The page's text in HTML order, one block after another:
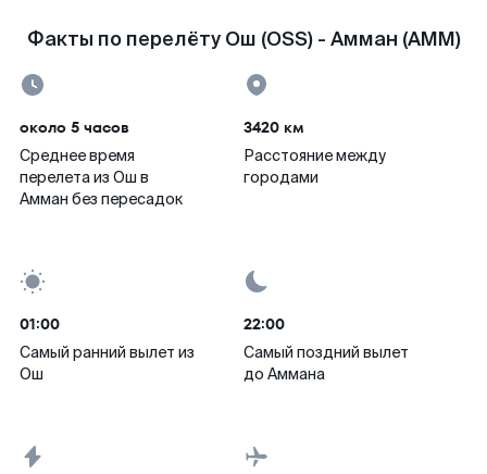
Факты по перелёту Ош (OSS) - Амман (AMM)
около 5 часов
Среднее время
перелета из Ош в
Амман без пересадок
3420 км
Расстояние между
городами
01:00
Самый ранний вылет из
Ош
22:00
Самый поздний вылет
до Аммана